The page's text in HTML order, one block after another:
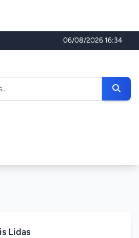
06/08/2026 16:34
Lidas